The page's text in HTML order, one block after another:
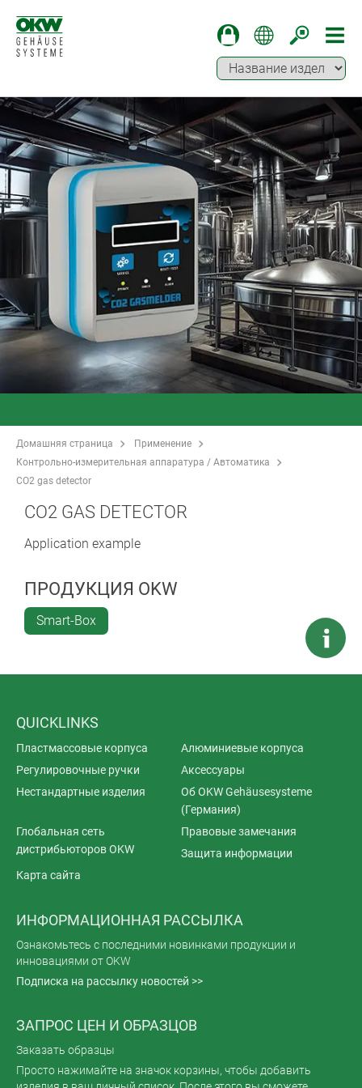
Домашняя страница
Применение
Контрольно-измерительная аппаратура / Автоматика
CO2 gas detector
CO2 GAS DETECTOR
Application example
ПРОДУКЦИЯ OKW
Smart-Box
QUICKLINKS
Пластмассовые корпуса
Алюминиевые корпуса
Регулировочные ручки
Аксессуары
Нестандартные изделия
Об OKW Gehäusesysteme
(Германия)
Глобальная сеть
дистрибьюторов OKW
Правовые замечания
Защита информации
Карта сайта
ИНФОРМАЦИОННАЯ РАССЫЛКА
Ознакомьтесь с последними новинками продукции и
инновациями от OKW
Подписка на рассылку новостей >>
ЗАПРОС ЦЕН И ОБРАЗЦОВ
Заказать образцы
Просто нажимайте на значок корзины, чтобы добавить